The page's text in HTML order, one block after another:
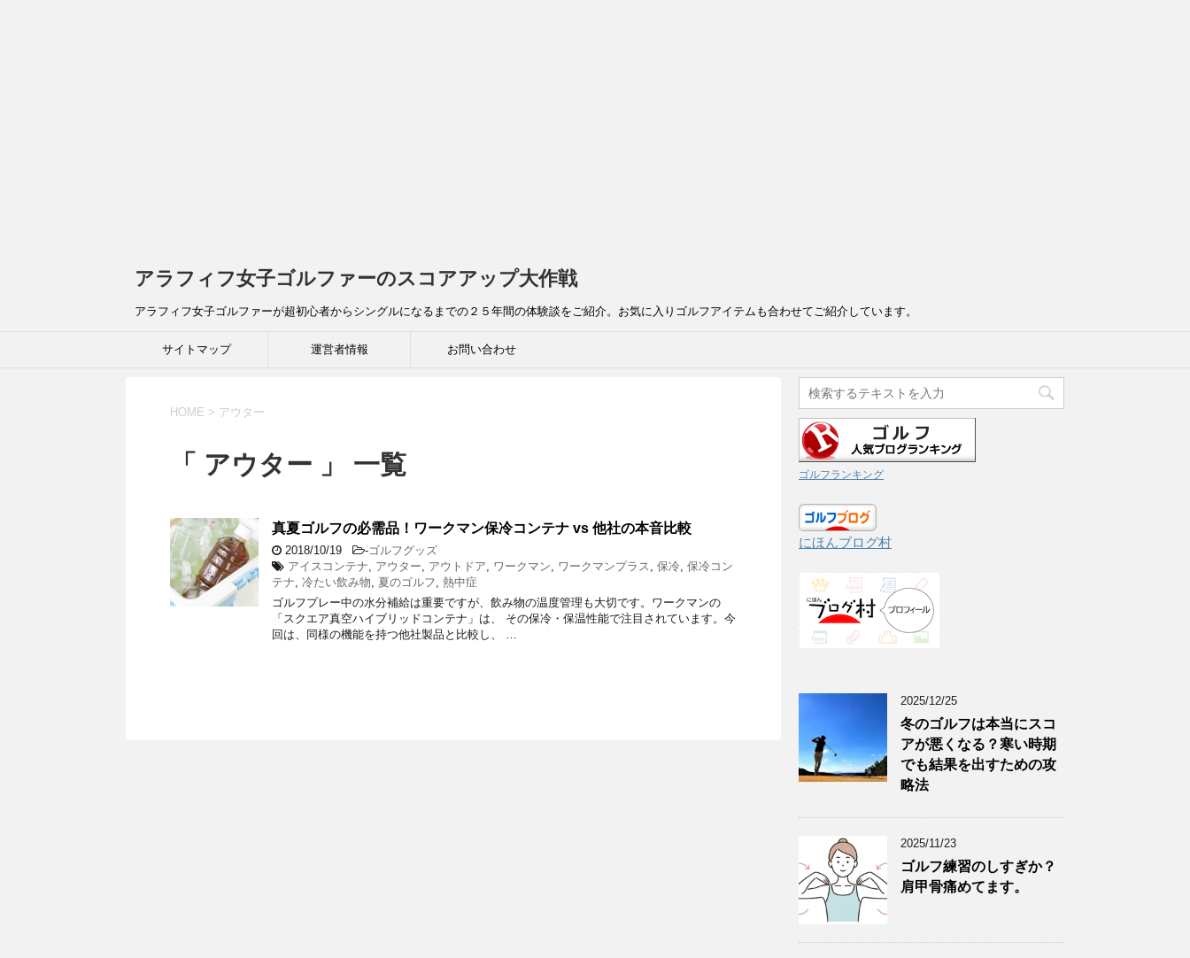
アラフィフ女子ゴルファーのスコアアップ大作戦
アラフィフ女子ゴルファーが超初心者からシングルになるまでの２５年間の体験談をご紹介。お気に入りゴルフアイテムも合わせてご紹介しています。
サイトマップ 運営者情報 お問い合わせ
HOME > アウター
「 アウター 」 一覧
真夏ゴルフの必需品！ワークマン保冷コンテナ vs 他社の本音比較
2018/10/19 -ゴルフグッズ
アイスコンテナ, アウター, アウトドア, ワークマン, ワークマンプラス , 保冷, 保冷コン
テナ, 冷たい飲み物, 夏のゴルフ, 熱中症
ゴルフプレー中の水分補給は重要ですが、飲み物の温度管理も大切です。ワークマンの
「スクエア真空ハイブリッドコンテナ」は、 その保冷・保温性能で注目されています。今
回は、同様の機能を持つ他社製品と比較し、 …
ゴルフランキング
にほんブログ村
2025/12/25
冬のゴルフは本当にスコ
アが悪くなる？寒い時期
でも結果を出すための攻
略法
2025/11/23
ゴルフ練習のしすぎか？
肩甲骨痛めてます。